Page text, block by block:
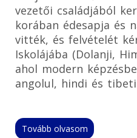
vezetői családjából
korában édesapja és
vitték, és felvételét
Iskolájába (Dolanji,
ahol modern
angolul, hindi és
Tovább olvasom